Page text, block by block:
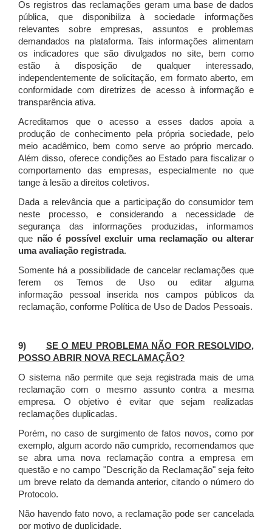
Os registros das reclamações geram uma base de dados
pública, que disponibiliza à sociedade informações
relevantes sobre empresas, assuntos e problemas
demandados na plataforma. Tais informações alimentam
os indicadores que são divulgados no site, bem como
estão à disposição de qualquer interessado,
independentemente de solicitação, em formato aberto, em
conformidade com diretrizes de acesso à informação e
transparência ativa.
Acreditamos que o acesso a esses dados apoia a
produção de conhecimento pela própria sociedade, pelo
meio acadêmico, bem como serve ao próprio mercado.
Além disso, oferece condições ao Estado para fiscalizar o
comportamento das empresas, especialmente no que
tange à lesão a direitos coletivos.
Dada a relevância que a participação do consumidor tem
neste processo, e considerando a necessidade de
segurança das informações produzidas, informamos
que não é possível excluir uma reclamação ou alterar
uma avaliação registrada.
Somente há a possibilidade de cancelar reclamações que
ferem os Temos de Uso ou editar alguma
informação pessoal inserida nos campos públicos da
reclamação, conforme Política de Uso de Dados Pessoais.
9) SE O MEU PROBLEMA NÃO FOR RESOLVIDO,
POSSO ABRIR NOVA RECLAMAÇÃO?
O sistema não permite que seja registrada mais de uma
reclamação com o mesmo assunto contra a mesma
empresa. O objetivo é evitar que sejam realizadas
reclamações duplicadas.
Porém, no caso de surgimento de fatos novos, como por
exemplo, algum acordo não cumprido, recomendamos que
se abra uma nova reclamação contra a empresa em
questão e no campo "Descrição da Reclamação" seja feito
um breve relato da demanda anterior, citando o número do
Protocolo.
Não havendo fato novo, a reclamação pode ser cancelada
por motivo de duplicidade.